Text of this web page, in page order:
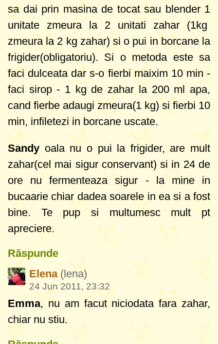
sa dai prin masina de tocat sau blender 1
unitate zmeura la 2 unitati zahar (1kg
zmeura la 2 kg zahar) si o pui in borcane la
frigider(obligatoriu). Si o metoda este sa
faci dulceata dar s-o fierbi maixim 10 min -
faci sirop - 1 kg de zahar la 200 ml apa,
cand fierbe adaugi zmeura(1 kg) si fierbi 10
min, infiletezi in borcane uscate.
Sandy oala nu o pui la frigider, are mult
zahar(cel mai sigur conservant) si in 24 de
ore nu fermenteaza sigur - la mine in
bucaarie chiar dadea soarele in ea si a fost
bine. Te pup si multumesc mult pt
apreciere.
Răspunde
Elena (lena)
24 Jun 2011, 23:32
Emma, nu am facut niciodata fara zahar,
chiar nu stiu.